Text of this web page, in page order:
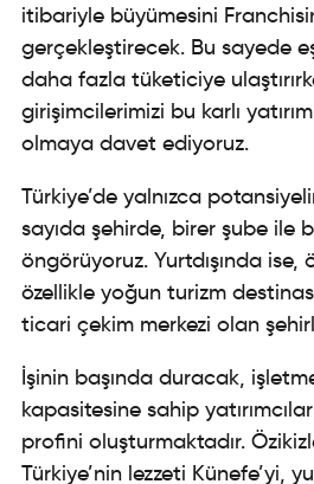
itibariyle büyümesini
gerçekleştirecek. Bu sayede
daha fazla tüketiciye
girişimcilerimizi bu karlı
olmaya davet ediyoruz.
Türkiye’de yalnızca
sayıda şehirde, birer şube ile
öngörüyoruz. Yurtdışında
özellikle yoğun turizm
ticari çekim merkezi olan
İşinin başında duracak,
kapasitesine sahip
profini oluşturmaktadır.
Türkiye’nin lezzeti Künefe’yi,